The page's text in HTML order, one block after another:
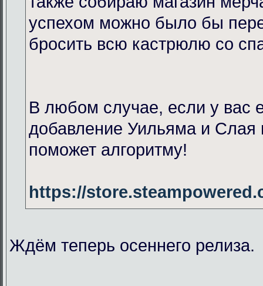
успехом можно было бы
бросить всю кастрюлю со
В любом случае, если у вас
добавление Уильяма и Слая
поможет алгоритму!
https://
Ждём теперь осеннего релиза.